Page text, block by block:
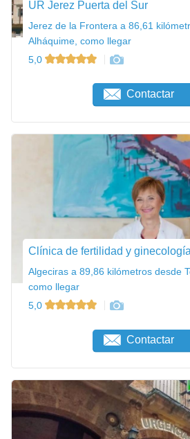
UR Jerez Puerta del Sur
Jerez de la Frontera a 86,61
Alháquime, como llegar
5,0
Contactar
Clínica de fertilidad y
Algeciras a 89,86 kilómetros desde
como llegar
5,0
Contactar